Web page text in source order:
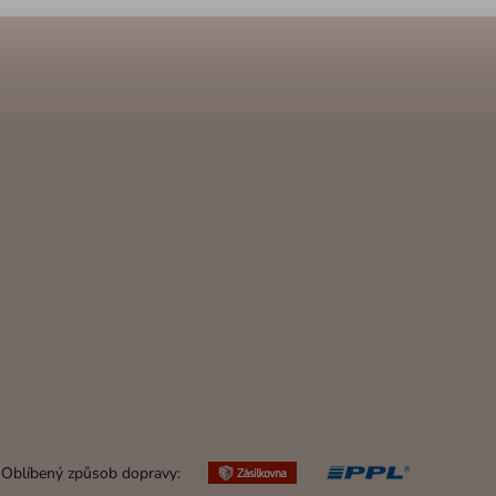
Oblíbený způsob dopravy: